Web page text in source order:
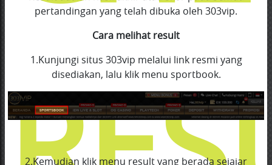
pertandingan yang telah dibuka oleh 303vip.
Cara melihat result
1.Kunjungi situs 303vip melalui link resmi yang
disediakan, lalu klik menu sportbook.
2.Kemudian klik menu result yang berada sejajar